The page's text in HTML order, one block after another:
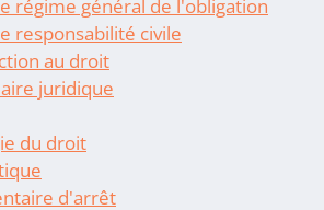
régime général de l'obligation
responsabilité civile
au droit
juridique
du droit
d'arrêt